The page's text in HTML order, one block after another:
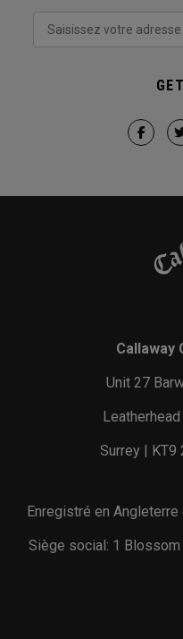
Callaway
Unit 27
Surrey | KT9
Enregistré en
Siège social: 1 Blossom